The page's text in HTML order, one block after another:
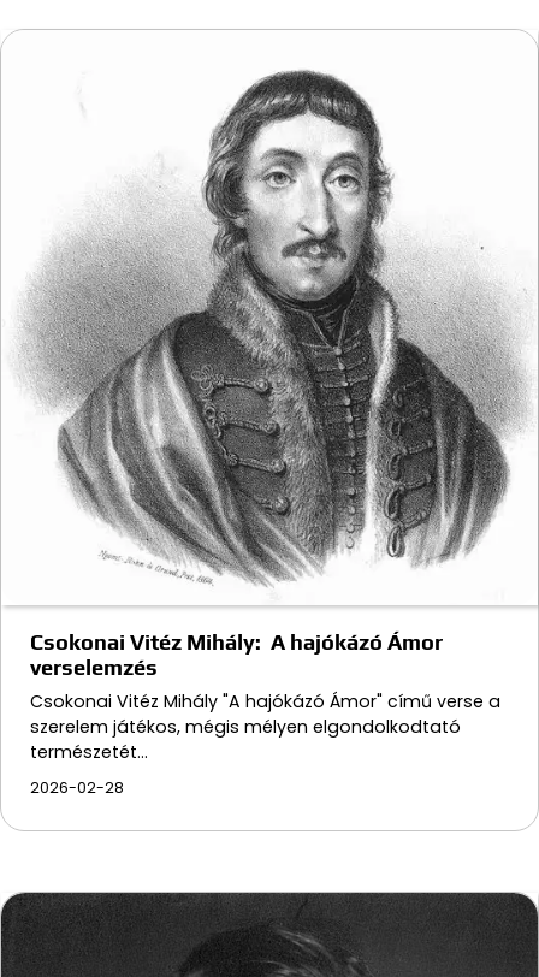
Csokonai Vitéz Mihály: A hajókázó Ámor
verselemzés
Csokonai Vitéz Mihály "A hajókázó Ámor" című verse a
szerelem játékos, mégis mélyen elgondolkodtató
természetét…
2026-02-28